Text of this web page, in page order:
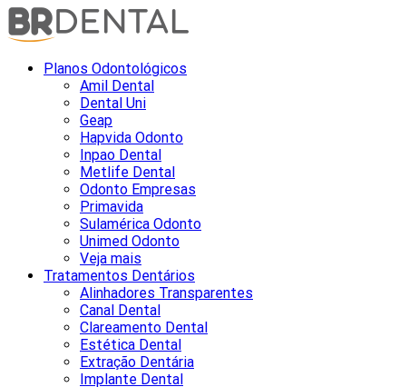
Planos Odontológicos
Amil Dental
Dental Uni
Geap
Hapvida Odonto
Inpao Dental
Metlife Dental
Odonto Empresas
Primavida
Sulamérica Odonto
Unimed Odonto
Veja mais
Tratamentos Dentários
Alinhadores Transparentes
Canal Dental
Clareamento Dental
Estética Dental
Extração Dentária
Implante Dental